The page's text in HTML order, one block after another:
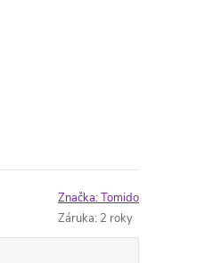
Značka:Tomido
Záruka: 2 roky